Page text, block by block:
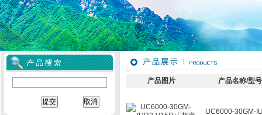
产品图片 产品名称/型号
UC6000-30GM-